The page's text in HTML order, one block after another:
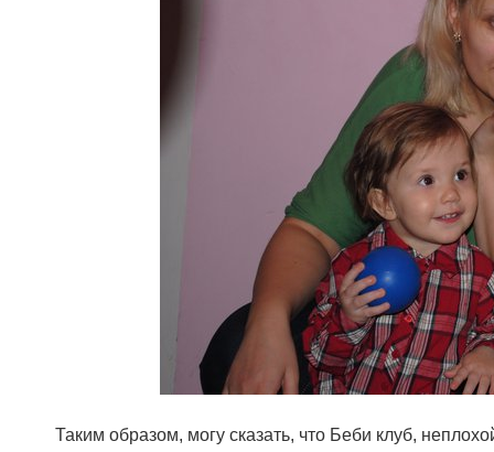
Таким образом, могу сказать, что Беби клуб,